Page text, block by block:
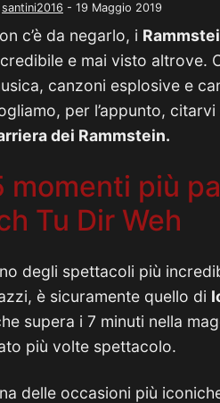
santini2016 - 19 Maggio 2019
c’è da negarlo, i
e mai visto altrove.
canzoni esplosive e
per l’appunto,
dei Rammstein.
momenti più
Tu Dir Weh
degli spettacoli più
è sicuramente quello di
supera i 7 minuti nella
più volte spettacolo.
delle occasioni più